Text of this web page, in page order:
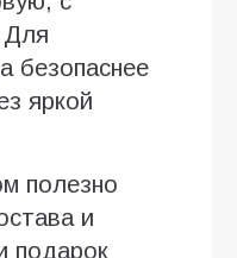
Для
безопаснее
яркой
полезно
и
подарок